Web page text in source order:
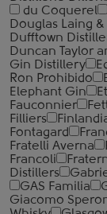
du Coquerel
Douglas Laing &
Dufftown
Duncan Taylor
Gin Distillery
Ron Prohibido
Elephant Gin
Fauconnier
Filliers
Fontagard
Fratelli Averna
‎Francoli
Distillers
GAS Familia
Giacomo